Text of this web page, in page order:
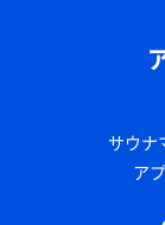
サウナ
ア